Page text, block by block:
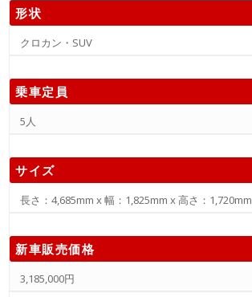
形状
クロカン・SUV
乗車定員
5人
サイズ
長さ：4,685mm x 幅：1,825mm x 高さ：1,720mm
新車販売価格
3,185,000円